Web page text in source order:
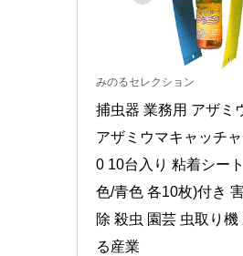
みのるセレクション
捕虫器 業務用 アザミ
アザミウマキャッチ
0 10台入り 粘着シー
色/青色 各10枚)付き
除 殺虫 園芸 虫取り機
る産業